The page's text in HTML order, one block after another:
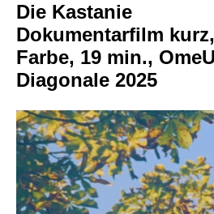
Die Kastanie
Dokumentarfilm
Farbe, 19 min., OmeU
Diagonale 2025